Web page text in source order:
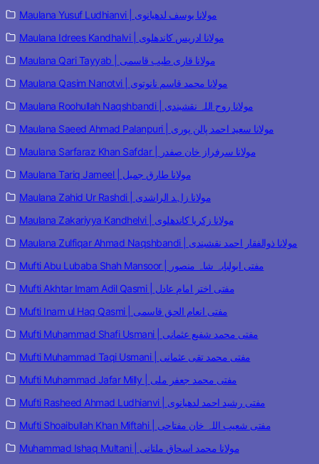
Maulana Yusuf Ludhianvi | مولانا یوسف لدھیانوی
Maulana Idrees Kandhalvi | مولانا ادریس کاندھلوی
Maulana Qari Tayyab | مولانا قاری طیب قاسمی
Maulana Qasim Nanotvi | مولانا محمد قاسم نانوتوی
Maulana Roohullah Naqshbandi | مولانا روح اللہ نقشبندی
Maulana Saeed Ahmad Palanpuri | مولانا سعید احمد پالن پوری
Maulana Sarfaraz Khan Safdar | مولانا سرفراز خان صفدر
Maulana Tariq Jameel | مولانا طارق جمیل
Maulana Zahid Ur Rashdi | مولانا زاہد الراشدی
Maulana Zakariyya Kandhelvi | مولانا زکریا کاندھلوی
Maulana Zulfiqar Ahmad Naqshbandi | مولانا ذوالفقار احمد نقشبندی
Mufti Abu Lubaba Shah Mansoor | مفتی ابولبابہ شاہ منصور
Mufti Akhtar Imam Adil Qasmi | مفتی اختر امام عادل
Mufti Inam ul Haq Qasmi | مفتی انعام الحق قاسمی
Mufti Muhammad Shafi Usmani | مفتی محمد شفیع عثمانی
Mufti Muhammad Taqi Usmani | مفتی محمد تقی عثمانی
Mufti Muhammad Jafar Milly | مفتی محمد جعفر ملی
Mufti Rasheed Ahmad Ludhianvi | مفتی رشید احمد لدھیانوی
Mufti Shoaibullah Khan Miftahi | مفتی شعیب اللہ خان مفتاحی
Muhammad Ishaq Multani | مولانا محمد اسحاق ملتانی